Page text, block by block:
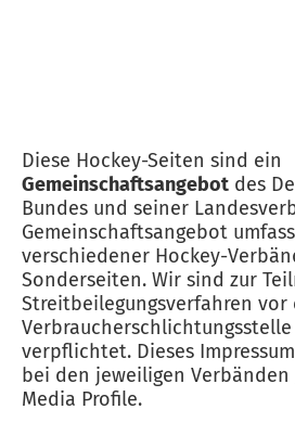
Diese Hockey-Seiten sind ein
Gemeinschaftsangebot des
Bundes und seiner
Gemeinschaftsangebot
verschiedener Hockey-
Sonderseiten. Wir sind zur
Streitbeilegungsverfahren vor
verpflichtet. Dieses
bei den jeweiligen
Media Profile.